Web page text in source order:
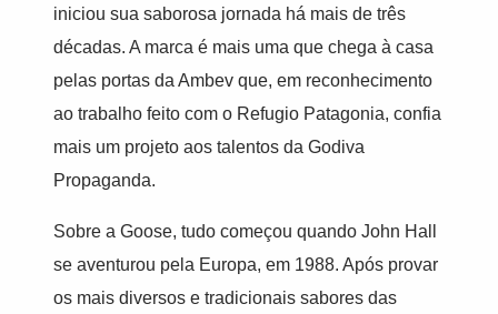
iniciou sua saborosa jornada há mais de três
décadas. A marca é mais uma que chega à casa
pelas portas da Ambev que, em reconhecimento
ao trabalho feito com o Refugio Patagonia, confia
mais um projeto aos talentos da Godiva
Propaganda.
Sobre a Goose, tudo começou quando John Hall
se aventurou pela Europa, em 1988. Após provar
os mais diversos e tradicionais sabores das